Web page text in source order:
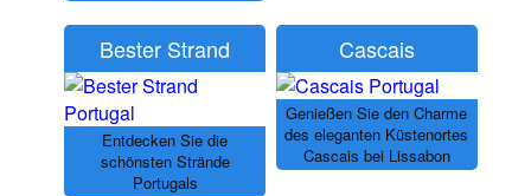
Bester Strand
Entdecken Sie die
schönsten Strände
Portugals
Cascais
Genießen Sie den Charme
des eleganten Küstenortes
Cascais bei Lissabon